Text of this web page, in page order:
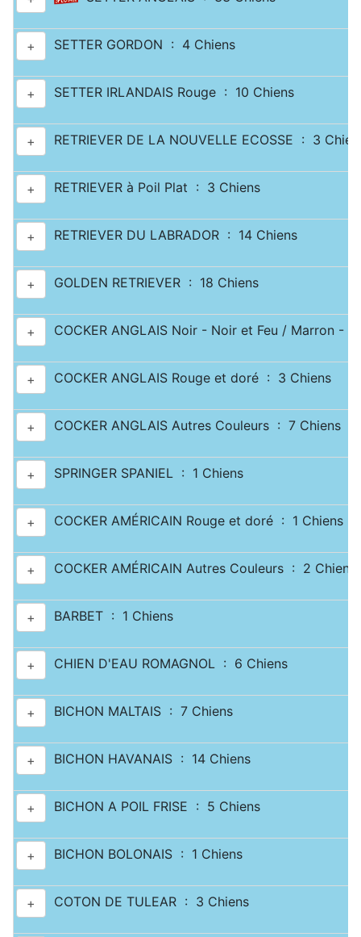
+ SETTER GORDON : 4 Chiens
+ SETTER IRLANDAIS Rouge : 10 Chiens
+ RETRIEVER DE LA NOUVELLE ECOSSE : 3
+ RETRIEVER à Poil Plat : 3 Chiens
+ RETRIEVER DU LABRADOR : 14 Chiens
+ GOLDEN RETRIEVER : 18 Chiens
+ COCKER ANGLAIS Noir - Noir et Feu / Marron -
+ COCKER ANGLAIS Rouge et doré : 3 Chiens
+ COCKER ANGLAIS Autres Couleurs : 7 Chiens
+ SPRINGER SPANIEL : 1 Chiens
+ COCKER AMÉRICAIN Rouge et doré : 1 Chiens
+ COCKER AMÉRICAIN Autres Couleurs : 2 Chiens
+ BARBET : 1 Chiens
+ CHIEN D'EAU ROMAGNOL : 6 Chiens
+ BICHON MALTAIS : 7 Chiens
+ BICHON HAVANAIS : 14 Chiens
+ BICHON A POIL FRISE : 5 Chiens
+ BICHON BOLONAIS : 1 Chiens
+ COTON DE TULEAR : 3 Chiens